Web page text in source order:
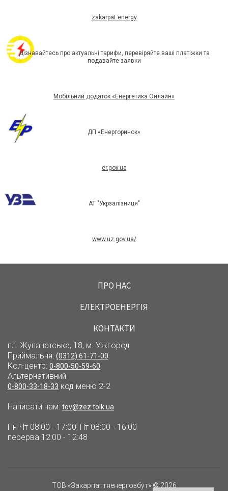
zakarpat.energy
Дізнавайтесь про актуальні тарифи, перевіряйте ваші платіжки та
подавайте заявки
Мобільний додаток «Енергетика Онлайн»
ДП «Енергоринок»
er.gov.ua
АТ "Укрзалізниця"
www.uz.gov.ua/
ПРО НАС
ЕЛЕКТРОЕНЕРГІЯ
КОНТАКТИ
пл. Жупанатська, 18, м. Ужгород
Приймальня: (0312) 61-71-00
Кол-центр: 0-800-50-59-60
Альтернативний
0-800-33-18-33 код меню 2-2
Написати нам: tov@zez.tolk.ua
Пн-Чт 08:00 - 17:00, Пт 08:00 - 16:00
перерва 12:00 - 12:48
ТОВ «Закарпаттяенергозбут» © 2026